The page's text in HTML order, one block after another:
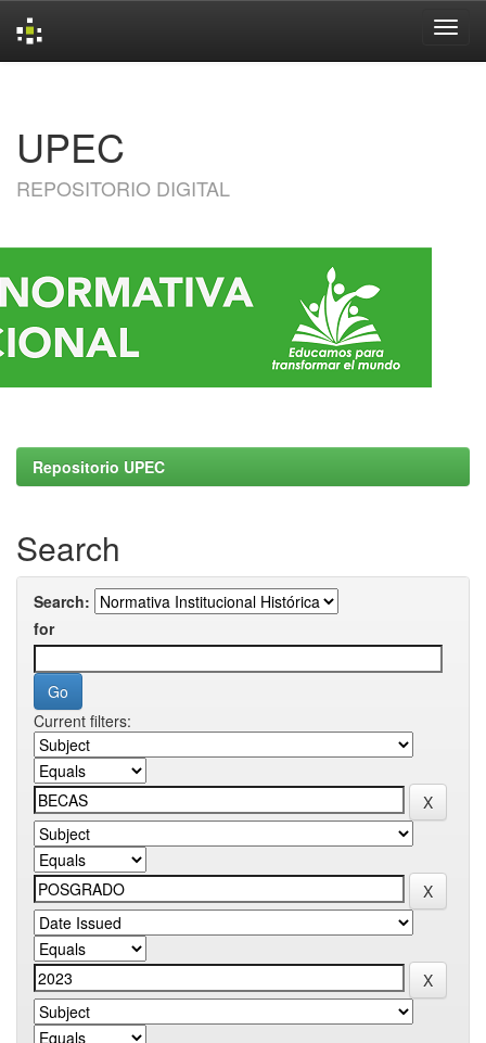
UPEC
REPOSITORIO DIGITAL
Repositorio UPEC
Search
Search:
for
Current filters: